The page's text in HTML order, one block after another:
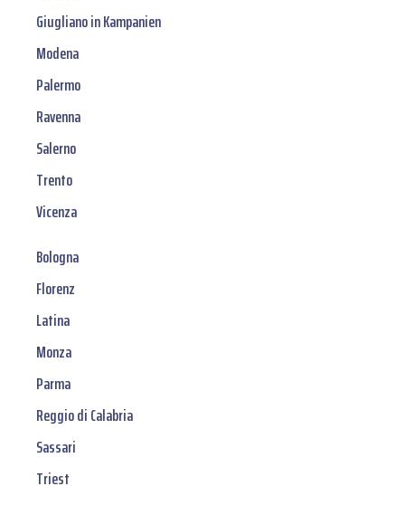
Giugliano in Kampanien
Modena
Palermo
Ravenna
Salerno
Trento
Vicenza
Bologna
Florenz
Latina
Monza
Parma
Reggio di Calabria
Sassari
Triest